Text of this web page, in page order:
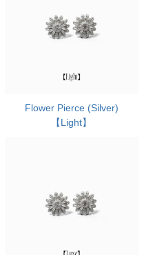
Flower Pierce (Silver)
【Light】